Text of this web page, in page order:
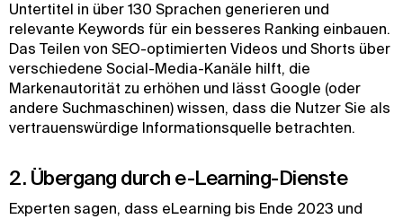
Untertitel in über 130 Sprachen generieren und
relevante Keywords für ein besseres Ranking einbauen.
Das Teilen von SEO-optimierten Videos und Shorts über
verschiedene Social-Media-Kanäle hilft, die
Markenautorität zu erhöhen und lässt Google (oder
andere Suchmaschinen) wissen, dass die Nutzer Sie als
vertrauenswürdige Informationsquelle betrachten.
2. Übergang durch e-Learning-Dienste
Experten sagen, dass eLearning bis Ende 2023 und